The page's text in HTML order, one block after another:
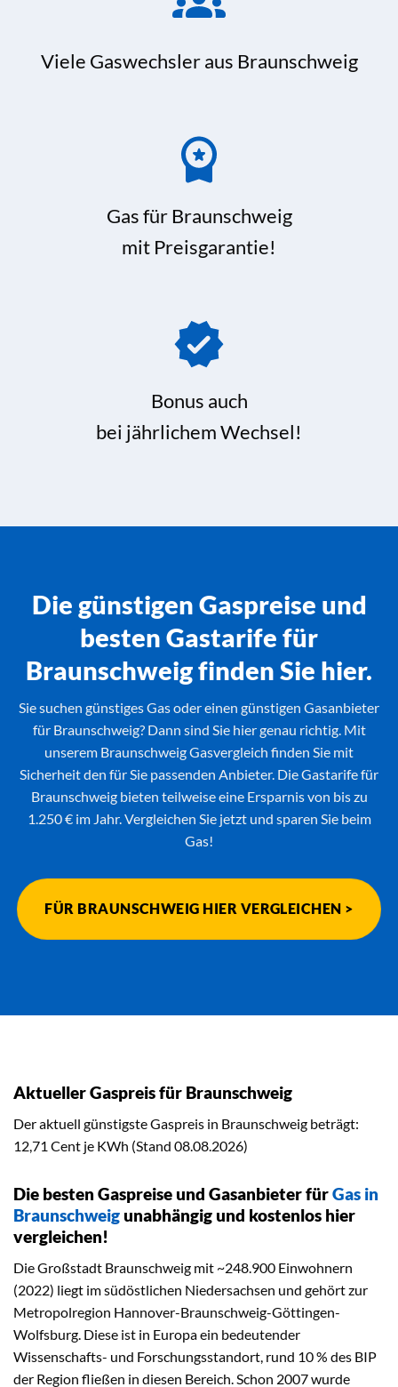
Viele Gaswechsler aus Braunschweig
Gas für Braunschweig
mit Preisgarantie!
Bonus auch
bei jährlichem Wechsel!
Die günstigen Gaspreise und
besten Gastarife für
Braunschweig finden Sie hier.
Sie suchen günstiges Gas oder einen günstigen Gasanbieter
für Braunschweig? Dann sind Sie hier genau richtig. Mit
unserem Braunschweig Gasvergleich finden Sie mit
Sicherheit den für Sie passenden Anbieter. Die Gastarife für
Braunschweig bieten teilweise eine Ersparnis von bis zu
1.250 € im Jahr. Vergleichen Sie jetzt und sparen Sie beim
Gas!
FÜR BRAUNSCHWEIG HIER VERGLEICHEN >
Aktueller Gaspreis für Braunschweig
Der aktuell günstigste Gaspreis in Braunschweig beträgt:
12,71 Cent je KWh (Stand 08.08.2026)
Die besten Gaspreise und Gasanbieter fürGas in
Braunschweig unabhängig und kostenlos hier
vergleichen!
Die Großstadt Braunschweig mit ~248.900 Einwohnern
(2022) liegt im südöstlichen Niedersachsen und gehört zur
Metropolregion Hannover-Braunschweig-Göttingen-
Wolfsburg. Diese ist in Europa ein bedeutender
Wissenschafts- und Forschungsstandort, rund 10 % des BIP
der Region fließen in diesen Bereich. Schon 2007 wurde